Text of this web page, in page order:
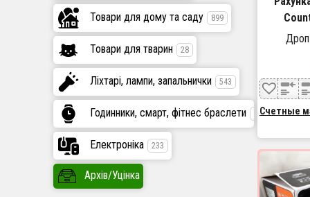
Счетные
Товари для дому та саду 899
Товари для тварин 28
Ліхтарі, лампи, запальнички 543
Годинники, смарт, фітнес браслети 447
Електроніка 233
Архів/Уцінка